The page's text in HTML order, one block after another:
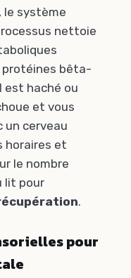
le système
nettoie
protéines bêta-
est haché ou
et vous
un cerveau
horaires et
le nombre
lit pour
.
pour